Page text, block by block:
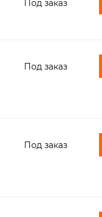
Под заказ
Под заказ
Под заказ